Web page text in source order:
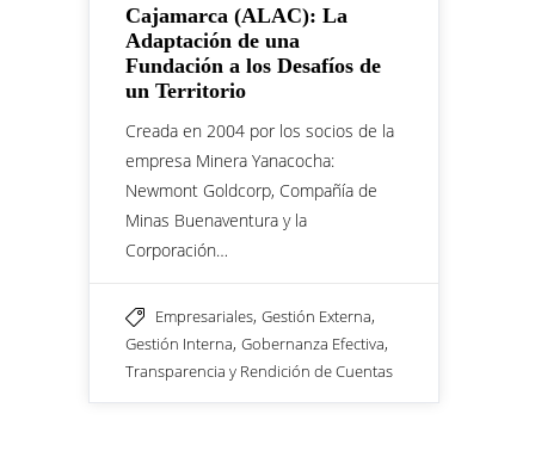
Cajamarca (ALAC): La
Adaptación de una
Fundación a los Desafíos de
un Territorio
Creada en 2004 por los socios de la
empresa Minera Yanacocha:
Newmont Goldcorp, Compañía de
Minas Buenaventura y la
Corporación…
Empresariales, Gestión Externa,
Gestión Interna, Gobernanza Efectiva,
Transparencia y Rendición de Cuentas